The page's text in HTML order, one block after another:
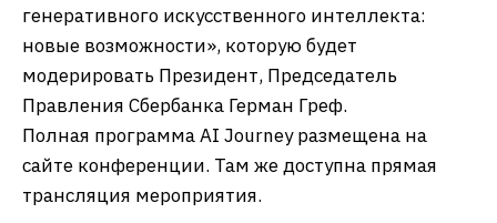
генеративного искусственного интеллекта:
новые возможности», которую будет
модерировать Президент, Председатель
Правления Сбербанка Герман Греф.
Полная программа AI Journey размещена на
сайте конференции. Там же доступна прямая
трансляция мероприятия.